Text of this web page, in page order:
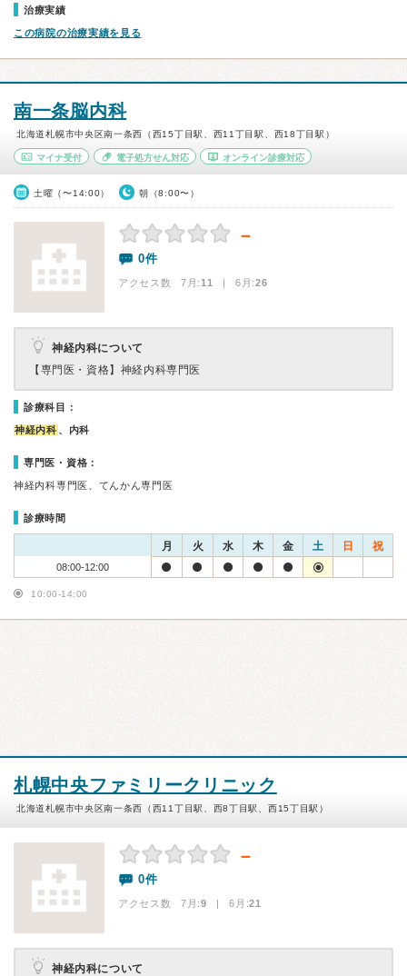
治療実績
この病院の治療実績を見る
南一条脳内科
北海道札幌市中央区南一条西（西15丁目駅、西11丁目駅、西18丁目駅）
マイナ受付 電子処方せん対応 オンライン診療対応
土曜（〜14:00） 朝（8:00〜）
－
0件
アクセス数 7月:11 | 6月:26
神経内科について
【専門医・資格】 神経内科専門医
診療科目：
神経内科 、内科
専門医・資格：
神経内科専門医、てんかん専門医
診療時間
月 火 水 木 金 土 日 祝
08:00-12:00
10:00-14:00
札幌中央ファミリークリニック
北海道札幌市中央区南一条西（西11丁目駅、西8丁目駅、西15丁目駅）
－
0件
アクセス数 7月:9 | 6月:21
神経内科について